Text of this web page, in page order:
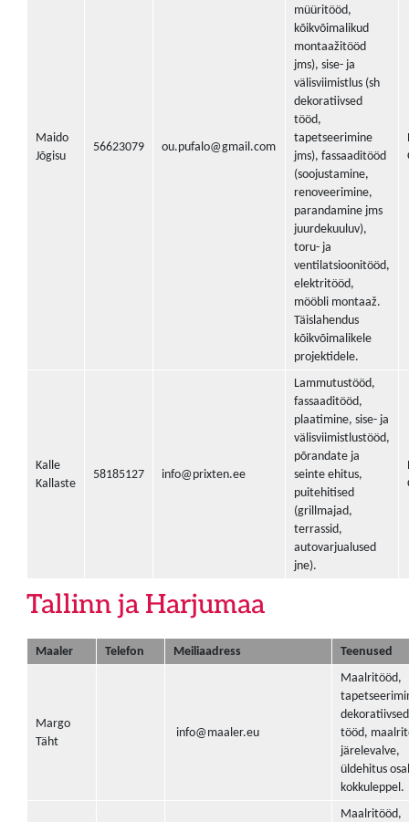
Maido
Jõgisu
56623079 ou.pufalo@gmail.com
müüritööd,
kõikvõimalikud
montaažitööd
jms), sise- ja
välisviimistlus (sh
dekoratiivsed
tööd,
tapetseerimine
jms), fassaaditööd
(soojustamine,
renoveerimine,
parandamine jms
juurdekuuluv),
toru- ja
ventilatsioonitööd,
elektritööd,
mööbli montaaž.
Täislahendus
kõikvõimalikele
projektidele.
Kalle
Kallaste
58185127 info@prixten.ee
Lammutustööd,
fassaaditööd,
plaatimine, sise- ja
välisviimistlustööd,
põrandate ja
seinte ehitus,
puitehitised
(grillmajad,
terrassid,
autovarjualused
jne).
Tallinn ja Harjumaa
Maaler Telefon Meiliaadress Teenused
Margo
Täht
info@maaler.eu
Maalritööd,
dekoratiivsed
tööd,
järelevalve,
üldehitus
kokkuleppel.
Maalritööd,